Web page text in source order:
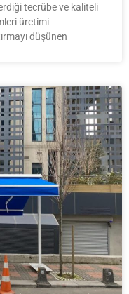
tecrübe ve kaliteli
üretimi
düşünen